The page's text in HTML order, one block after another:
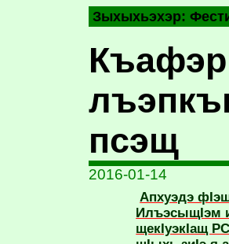
Зыхыхьэхэр:
Къафэр
псэщ
2016-01-14
Апхуэдэ
ИлъэсыщIэм
щекIуэкIащ